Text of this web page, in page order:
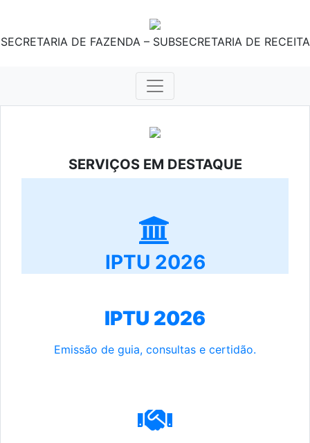
SECRETARIA DE FAZENDA – SUBSECRETARIA DE RECEITA
SERVIÇOS EM DESTAQUE
IPTU 2026
IPTU 2026
Emissão de guia, consultas e certidão.